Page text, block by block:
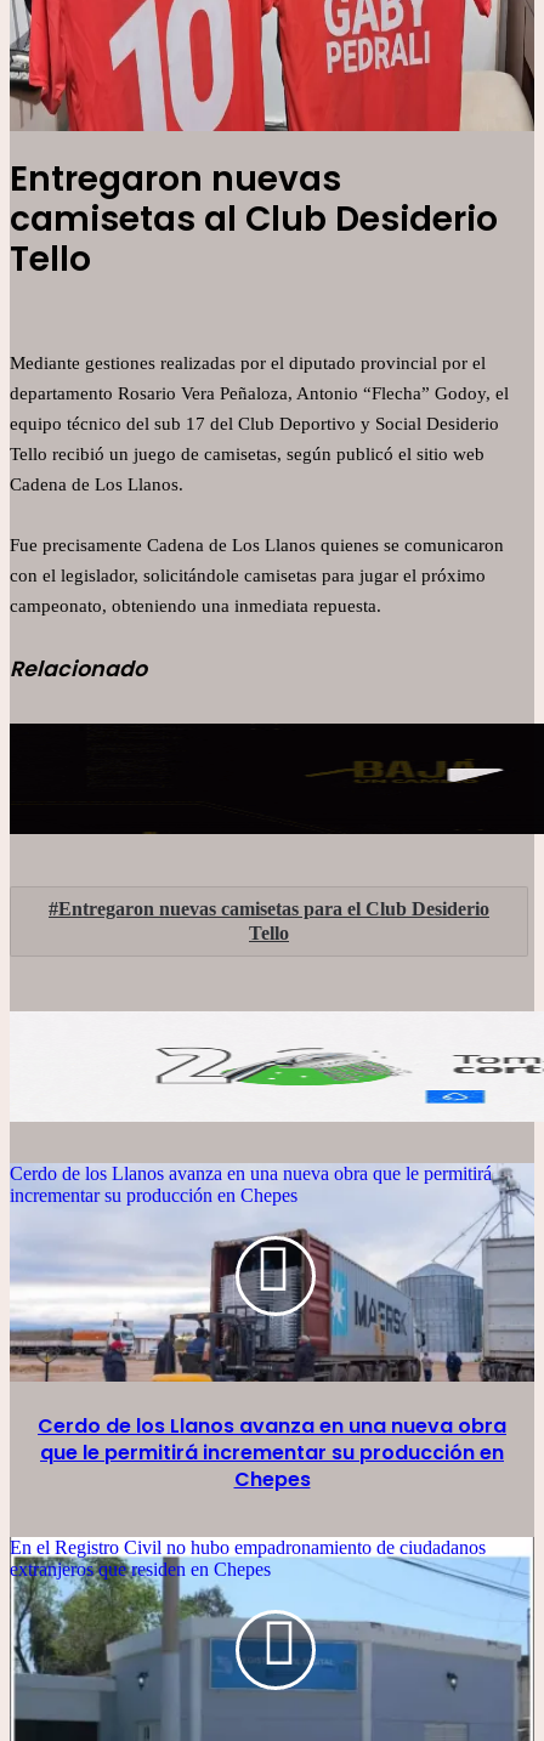
Entregaron nuevas
camisetas al Club Desiderio
Tello
Mediante gestiones realizadas por el diputado provincial por el
departamento Rosario Vera Peñaloza, Antonio “Flecha” Godoy, el
equipo técnico del sub 17 del Club Deportivo y Social Desiderio
Tello recibió un juego de camisetas, según publicó el sitio web
Cadena de Los Llanos.
Fue precisamente Cadena de Los Llanos quienes se comunicaron
con el legislador, solicitándole camisetas para jugar el próximo
campeonato, obteniendo una inmediata repuesta.
Relacionado
Entregaron nuevas camisetas para el Club Desiderio
Tello
Cerdo de los Llanos avanza en una nueva obra que le permitirá
incrementar su producción en Chepes
Cerdo de los Llanos avanza en una nueva obra
que le permitirá incrementar su producción en
Chepes
En el Registro Civil no hubo empadronamiento de ciudadanos
extranjeros que residen en Chepes